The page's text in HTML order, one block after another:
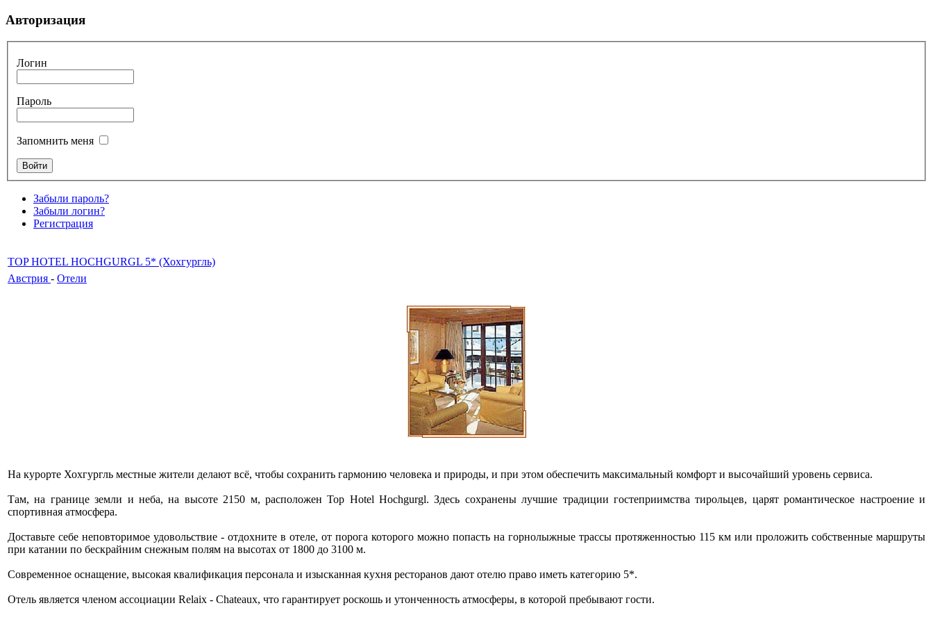
Авторизация
Логин
Пароль
Запомнить меня
Забыли пароль?
Забыли логин?
Регистрация
TOP HOTEL HOCHGURGL 5* (Хохгургль)
Австрия - Отели
На курорте Хохгургль местные жители делают всё, чтобы сохранить гармонию человека и природы, и при этом обеспечить максимальный комфорт и высочайший уровень сервиса.
Там, на границе земли и неба, на высоте 2150 м, расположен Top Hotel Hochgurgl. Здесь сохранены лучшие традиции гостеприимства тирольцев, царят романтическое настроение и
спортивная атмосфера.
Доставьте себе неповторимое удовольствие - отдохните в отеле, от порога которого можно попасть на горнолыжные трассы протяженностью 115 км или проложить собственные маршруты
при катании по бескрайним снежным полям на высотах от 1800 до 3100 м.
Современное оснащение, высокая квалификация персонала и изысканная кухня ресторанов дают отелю право иметь категорию 5*.
Отель является членом ассоциации Relaix - Chateaux, что гарантирует роскошь и утонченность атмосферы, в которой пребывают гости.